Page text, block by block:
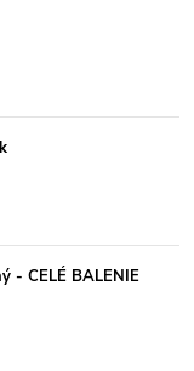
- CELÉ BALENIE